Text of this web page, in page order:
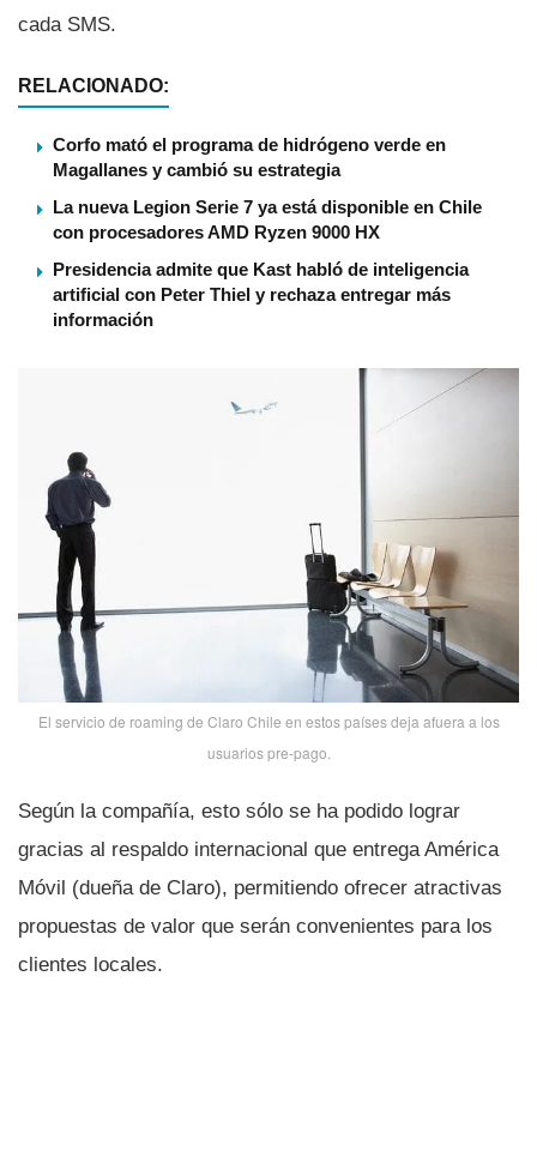
cada SMS.
RELACIONADO:
Corfo mató el programa de hidrógeno verde en
Magallanes y cambió su estrategia
La nueva Legion Serie 7 ya está disponible en Chile
con procesadores AMD Ryzen 9000 HX
Presidencia admite que Kast habló de inteligencia
artificial con Peter Thiel y rechaza entregar más
información
El servicio de roaming de Claro Chile en estos paí­ses deja afuera a los
usuarios pre-pago.
Según la compañí­a, esto sólo se ha podido lograr
gracias al respaldo internacional que entrega América
Móvil (dueña de Claro), permitiendo ofrecer atractivas
propuestas de valor que serán convenientes para los
clientes locales.